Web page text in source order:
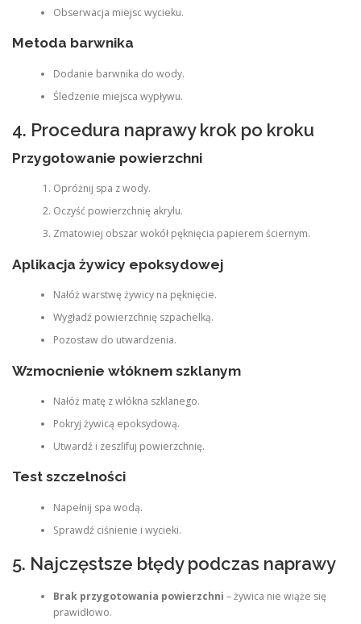
Obserwacja miejsc wycieku.
Metoda barwnika
Dodanie barwnika do wody.
Śledzenie miejsca wypływu.
4. Procedura naprawy krok po kroku
Przygotowanie powierzchni
Opróżnij spa z wody.
Oczyść powierzchnię akrylu.
Zmatowiej obszar wokół pęknięcia papierem ściernym.
Aplikacja żywicy epoksydowej
Nałóż warstwę żywicy na pęknięcie.
Wygładź powierzchnię szpachelką.
Pozostaw do utwardzenia.
Wzmocnienie włóknem szklanym
Nałóż matę z włókna szklanego.
Pokryj żywicą epoksydową.
Utwardź i zeszlifuj powierzchnię.
Test szczelności
Napełnij spa wodą.
Sprawdź ciśnienie i wycieki.
5. Najczęstsze błędy podczas naprawy
Brak przygotowania powierzchni – żywica nie wiąże się
prawidłowo.